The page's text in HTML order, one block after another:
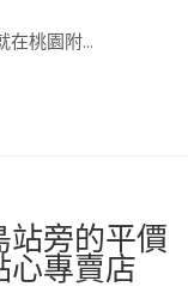
在桃園附…
站旁的平價
心專賣店